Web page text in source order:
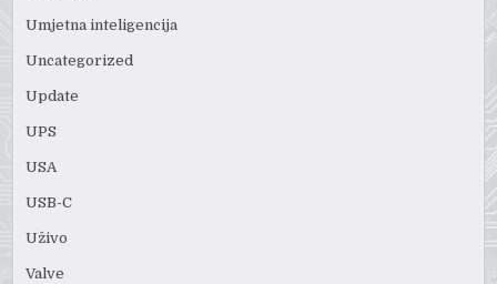
Umjetna inteligencija
Uncategorized
Update
UPS
USA
USB-C
Uživo
Valve